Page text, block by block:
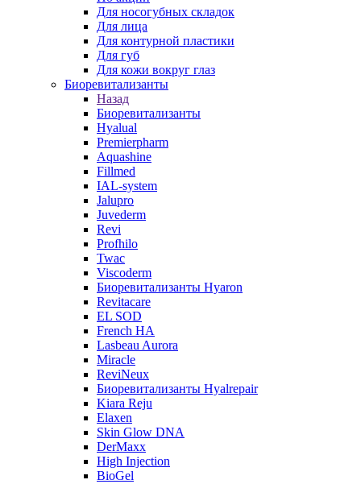
Для носогубных складок
Для лица
Для контурной пластики
Для губ
Для кожи вокруг глаз
Биоревитализанты
Назад
Биоревитализанты
Hyalual
Premierpharm
Aquashine
Fillmed
IAL-system
Jalupro
Juvederm
Revi
Profhilo
Twac
Viscoderm
Биоревитализанты Hyaron
Revitacare
EL SOD
French HA
Lasbeau Aurora
Miracle
ReviNeux
Биоревитализанты Hyalrepair
Kiara Reju
Elaxen
Skin Glow DNA
DerMaxx
High Injection
BioGel